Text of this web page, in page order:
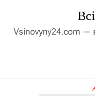
д
Vsinovyny24.com —